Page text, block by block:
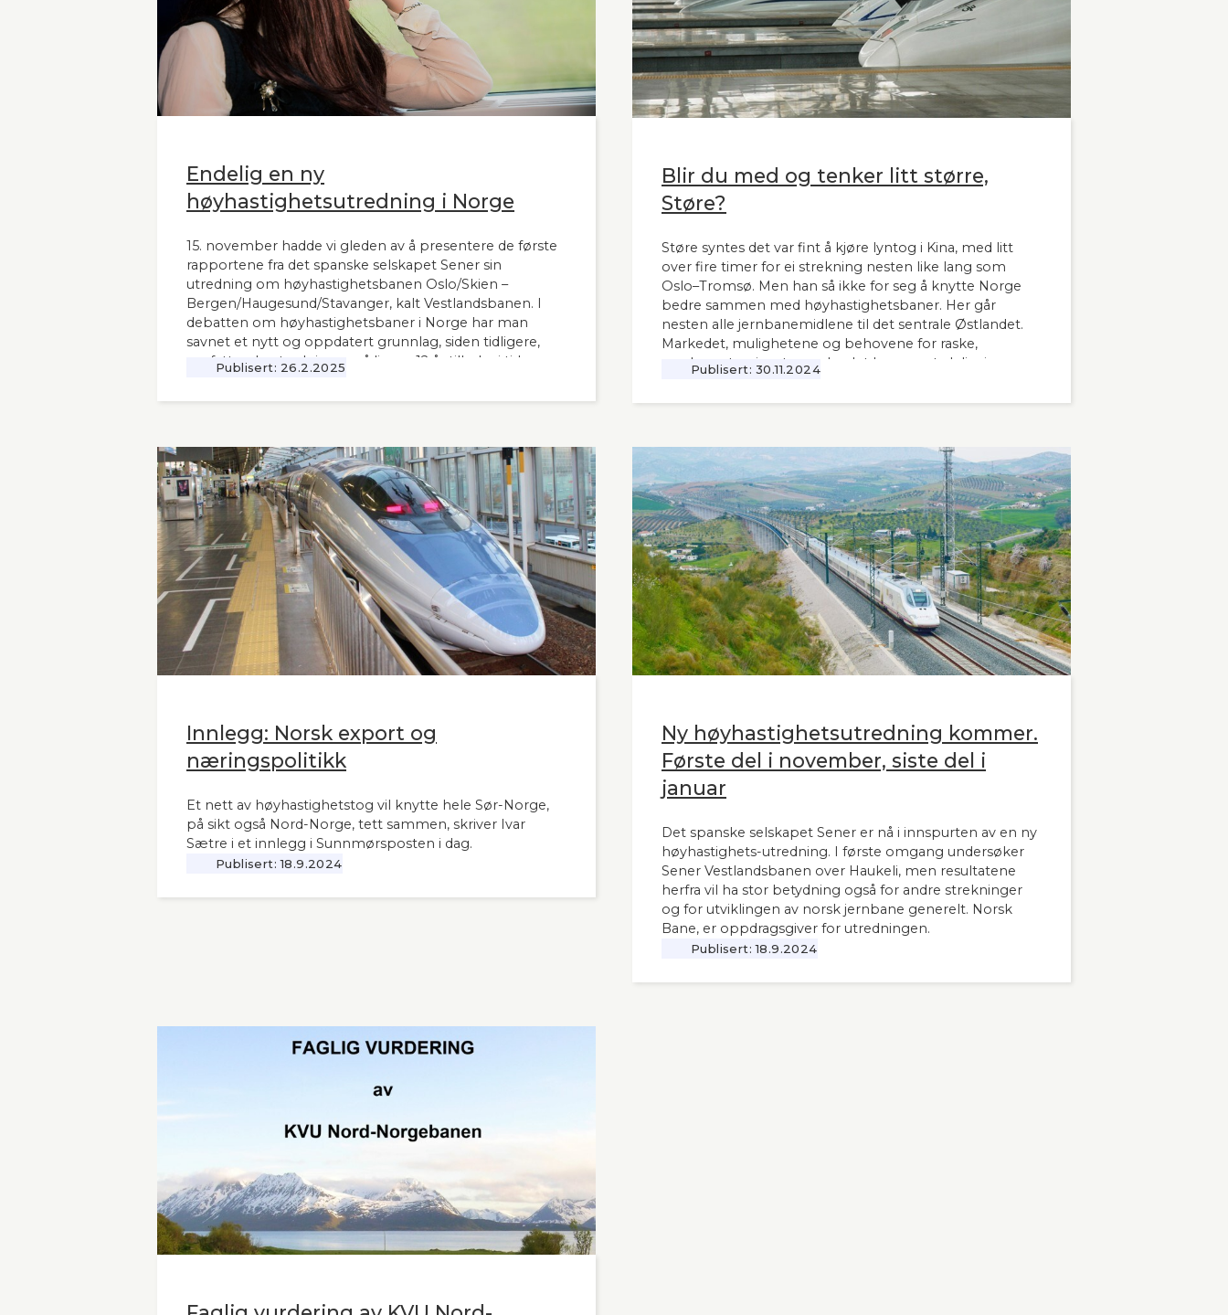
Endelig en ny
høyhastighetsutredning i Norge
15. november hadde vi gleden av å presentere de første
rapportene fra det spanske selskapet Sener sin
utredning om høyhastighetsbanen Oslo/Skien –
Bergen/Haugesund/Stavanger, kalt Vestlandsbanen. I
debatten om høyhastighetsbaner i Norge har man
savnet et nytt og oppdatert grunnlag, siden tidligere,
omfattende utredninger nå ligger 12 år tilbake i tid.
andre aktuelle høyhastighetsbaner i Norge og til våre
Publisert: 26.2.2025
Blir du med og tenker litt større,
Støre?
Støre syntes det var fint å kjøre lyntog i Kina, med litt
over fire timer for ei strekning nesten like lang som
Oslo–Tromsø. Men han så ikke for seg å knytte Norge
bedre sammen med høyhastighetsbaner. Her går
nesten alle jernbanemidlene til det sentrale Østlandet.
Markedet, mulighetene og behovene for raske,
moderne tog i resten av landet har man tydeligvis
Lyntogforum Vestlandsbanen kronikken sin i Stavanger
Publisert: 30.11.2024
Innlegg: Norsk export og
næringspolitikk
Et nett av høyhastighetstog vil knytte hele Sør-Norge,
på sikt også Nord-Norge, tett sammen, skriver Ivar
Sætre i et innlegg i Sunnmørsposten i dag.
Publisert: 18.9.2024
Ny høyhastighetsutredning kommer.
Første del i november, siste del i
januar
Det spanske selskapet Sener er nå i innspurten av en ny
høyhastighets-utredning. I første omgang undersøker
Sener Vestlandsbanen over Haukeli, men resultatene
herfra vil ha stor betydning også for andre strekninger
og for utviklingen av norsk jernbane generelt. Norsk
Bane, er oppdragsgiver for utredningen.
Publisert: 18.9.2024